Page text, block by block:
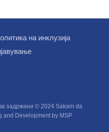
на инклузија
задржани © 2024 Sakam da
and Development by MSP